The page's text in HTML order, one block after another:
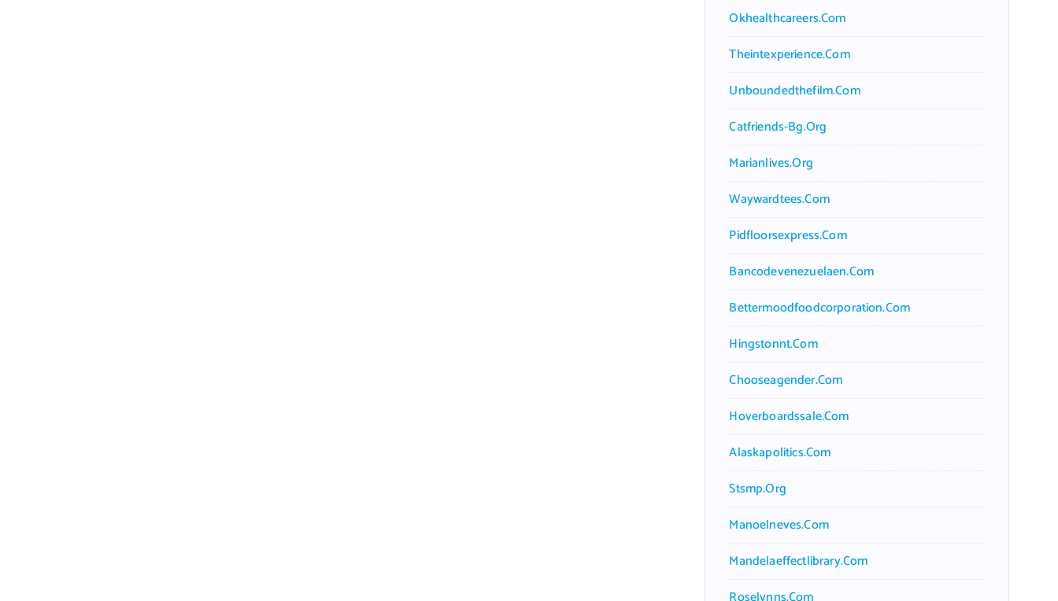
Okhealthcareers.com
Theintexperience.com
Unboundedthefilm.com
Catfriends-Bg.org
Marianlives.org
Waywardtees.com
Pidfloorsexpress.com
Bancodevenezuelaen.com
Bettermoodfoodcorporation.com
Hingstonnt.com
Chooseagender.com
Hoverboardssale.com
Alaskapolitics.com
Stsmp.org
Manoelneves.com
Mandelaeffectlibrary.com